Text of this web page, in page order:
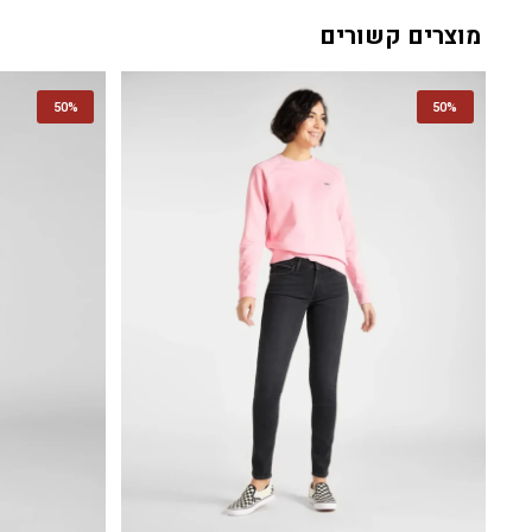
מוצרים קשורים
50%
50%